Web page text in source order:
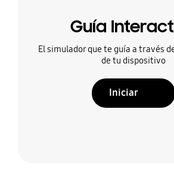
Guía
El simulador que te guía a través
de tu dispositivo
Iniciar